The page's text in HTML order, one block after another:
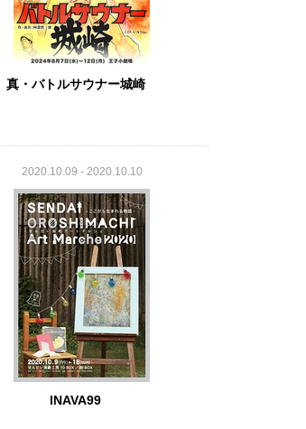
真・バトルサウナー城崎
2020.10.09 - 2020.10.10
INAVA99